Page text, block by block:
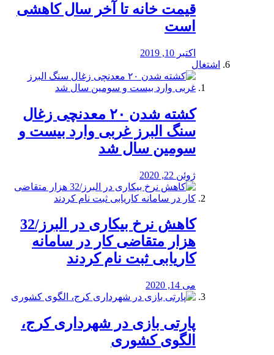
قیمت خانه تا آخر سال کاهشی
است
اکتبر 10, 2019
اشتغال
کشته شدن ۲۰ معدنچی زغال
سنگ البرز غربی وارد بیست و
سومین سال شد
ژوئن 22, 2020
کاهش نرخ بیکاری در البرز/32
هزار متقاضی کار در سامانه
کاریابی ثبت نام کردند
می 14, 2020
پارتی بازی در شهرداری کرج،
الگوی کشوری